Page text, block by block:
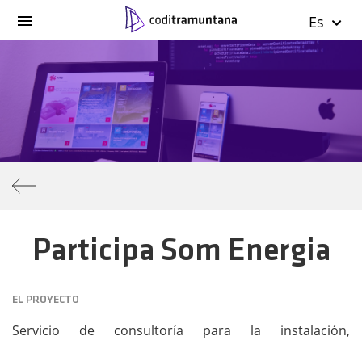
Es
Participa Som Energia
EL PROYECTO
Servicio de consultoría para la instalación,